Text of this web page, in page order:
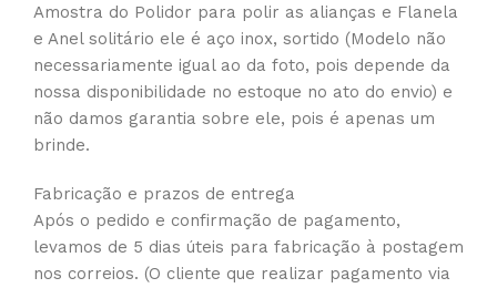
Amostra do Polidor para polir as alianças e Flanela
e Anel solitário ele é aço inox, sortido (Modelo não
necessariamente igual ao da foto, pois depende da
nossa disponibilidade no estoque no ato do envio) e
não damos garantia sobre ele, pois é apenas um
brinde.
Fabricação e prazos de entrega
Após o pedido e confirmação de pagamento,
levamos de 5 dias úteis para fabricação à postagem
nos correios. (O cliente que realizar pagamento via